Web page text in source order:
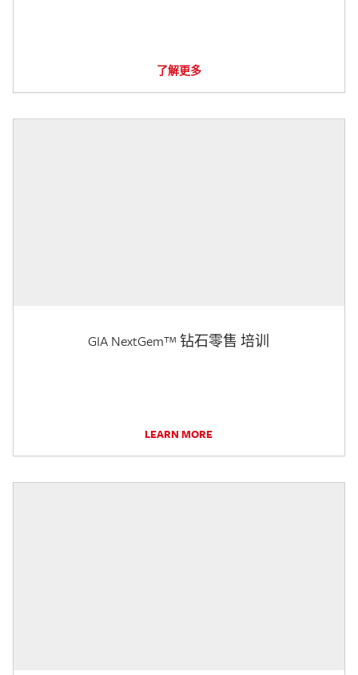
了解更多
GIA NextGem™ 钻石零售 培训
LEARN MORE